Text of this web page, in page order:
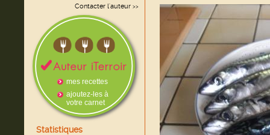
Contacter l'auteur >>
mes recettes
ajoutez-les à
votre carnet
Statistiques